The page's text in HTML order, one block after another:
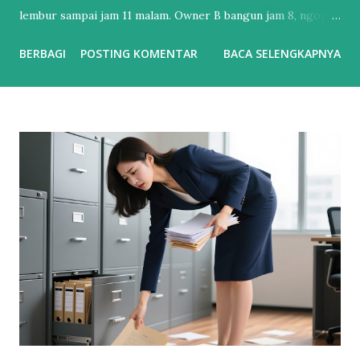
lembur sampai jam 11 malam. Owner B bangun jam 8, ngopi,
sendiri, laporan penjualan udah masuk email. Bedanya?
paling keras tapi hasilnya paling dikit. Perbedaan Automasi
vs Manual : Tebak Sendiri vs Dikerjain Sistem Balas Chat :
Ngetik satu-satu. Telat 5 menit = customer kabur.
Sedangkan Chatbot AI bales 24/7 dalam 3 detik. Posting
Konten : Inget-inget, bikin pas ada waktu. Sedangkan AI
Dijadwal otomatis, jam terbaik udah diitung AI. Iklan :
Boosting asal. Bujet habis, nggak tau kemana. Lalu kalau AI
atur target, matiin iklan yang boncos, naikin yang closing.
Follow Up : Lupa. Karena kebanyakan kerjaa...
BERBAGI POSTING KOMENTAR BACA SELENGKAPNYA